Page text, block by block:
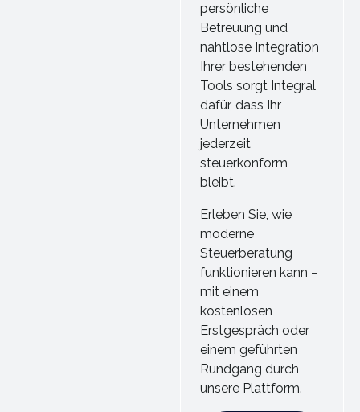
persönliche
Betreuung und
nahtlose Integration
Ihrer bestehenden
Tools sorgt Integral
dafür, dass Ihr
Unternehmen
jederzeit
steuerkonform
bleibt.
Erleben Sie, wie
moderne
Steuerberatung
funktionieren kann –
mit einem
kostenlosen
Erstgespräch oder
einem geführten
Rundgang durch
unsere Plattform.